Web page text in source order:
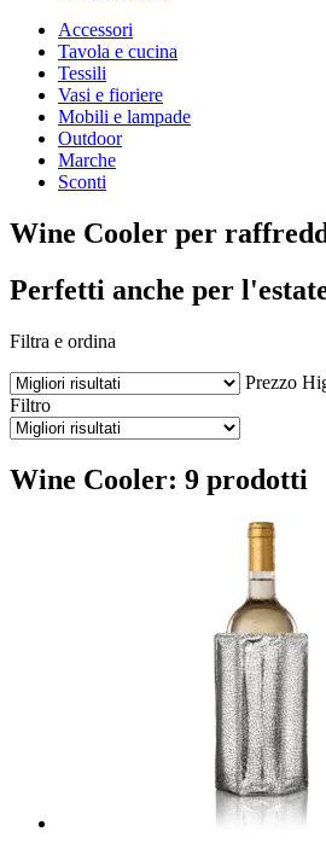
Accessori
Tavola e cucina
Tessili
Vasi e fioriere
Mobili e lampade
Outdoor
Marche
Sconti
Wine Cooler per
Perfetti anche per
Filtra e ordina
Prezzo
Filtro
Wine Cooler: 9 prodotti